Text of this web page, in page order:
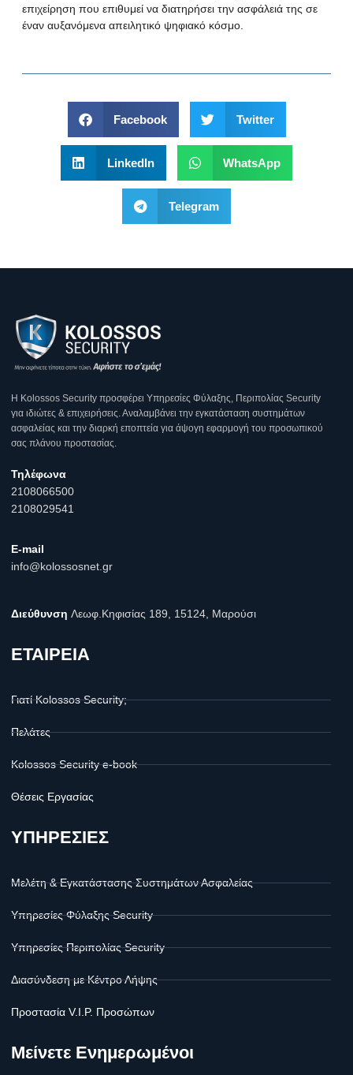
επιχείρηση που επιθυμεί να διατηρήσει την ασφάλειά της σε
έναν αυξανόμενα απειλητικό ψηφιακό κόσμο.
Facebook Twitter
LinkedIn WhatsApp
Telegram
Η Κοlossos Security προσφέρει Υπηρεσίες Φύλαξης, Περιπολίας Security
για ιδιώτες & επιχειρήσεις. Αναλαμβάνει την εγκατάσταση συστημάτων
ασφαλείας και την διαρκή εποπτεία για άψογη εφαρμογή του προσωπικού
σας πλάνου προστασίας.
Τηλέφωνα
2108066500
2108029541
E-mail
info@kolossosnet.gr
Διεύθυνση Λεωφ.Κηφισίας 189, 15124, Μαρούσι
ΕΤΑΙΡΕΙΑ
Γιατί Kolossos Security;
Πελάτες
Kolossos Security e-book
Θέσεις Εργασίας
ΥΠΗΡΕΣΙΕΣ
Μελέτη & Εγκατάστασης Συστημάτων Ασφαλείας
Υπηρεσίες Φύλαξης Security
Υπηρεσίες Περιπολίας Security
Διασύνδεση με Κέντρο Λήψης
Προστασία V.I.P. Προσώπων
Μείνετε Ενημερωμένοι